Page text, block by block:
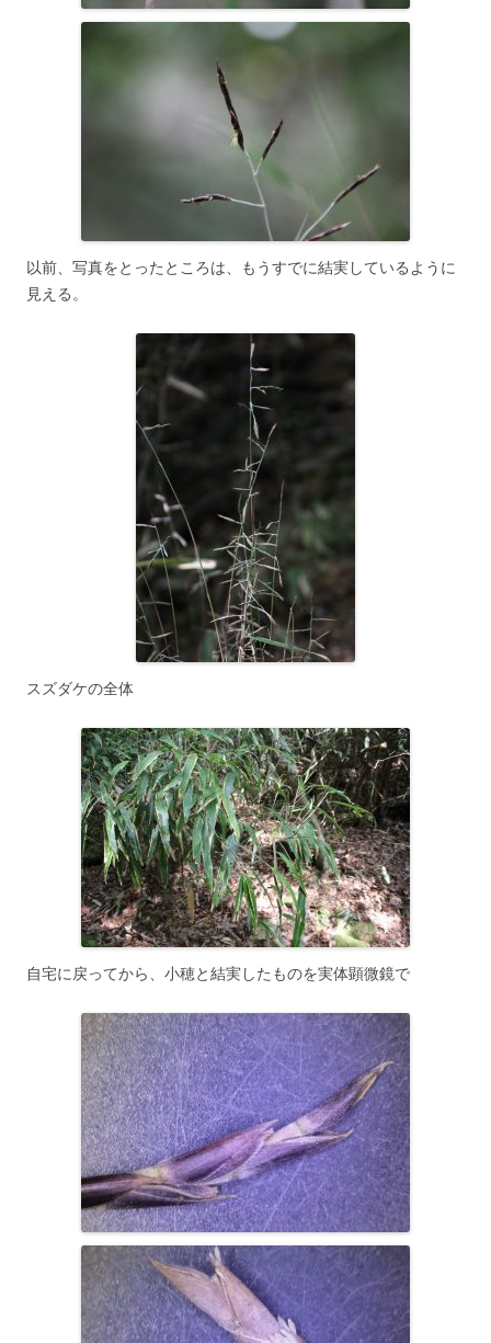
以前、写真をとったところは、もうすでに結実しているように
見える。
スズダケの全体
自宅に戻ってから、小穂と結実したものを実体顕微鏡で